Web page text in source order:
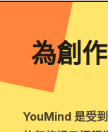
為創
YouMind 是受